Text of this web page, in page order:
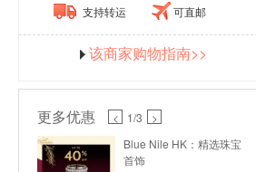
支持转运
可直邮
该商家购物指南>>
更多优惠 < 1/3
>
Blue Nile HK：精选珠宝
首饰